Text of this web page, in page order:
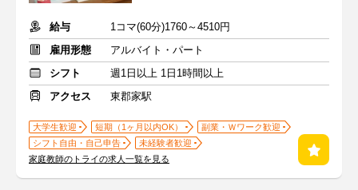
給与
1コマ(60分)1760～4510円
雇用形態
アルバイト・パート
シフト
週1日以上 1日1時間以上
アクセス
東郡家駅
大学生歓迎 短期（1ヶ月以内OK）
副業・Ｗワーク歓迎
シフト自由・自己申告
未経験者歓迎
家庭教師のトライの求人一覧を見る